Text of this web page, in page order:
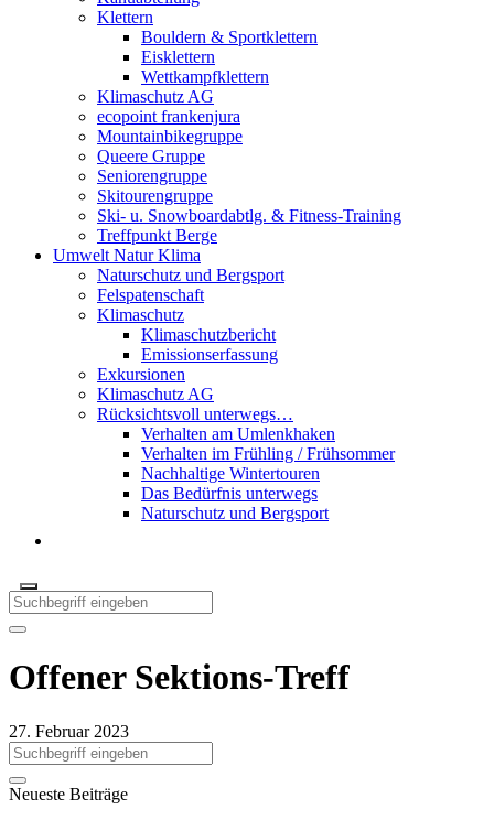
Klettern
Bouldern & Sportklettern
Eisklettern
Wettkampfklettern
Klimaschutz AG
ecopoint frankenjura
Mountainbikegruppe
Queere Gruppe
Seniorengruppe
Skitourengruppe
Ski- u. Snowboardabtlg. & Fitness-Training
Treffpunkt Berge
Umwelt Natur Klima
Naturschutz und Bergsport
Felspatenschaft
Klimaschutz
Klimaschutzbericht
Emissionserfassung
Exkursionen
Klimaschutz AG
Rücksichtsvoll unterwegs…
Verhalten am Umlenkhaken
Verhalten im Frühling / Frühsommer
Nachhaltige Wintertouren
Das Bedürfnis unterwegs
Naturschutz und Bergsport
Offener Sektions-Treff
27. Februar 2023
Neueste Beiträge